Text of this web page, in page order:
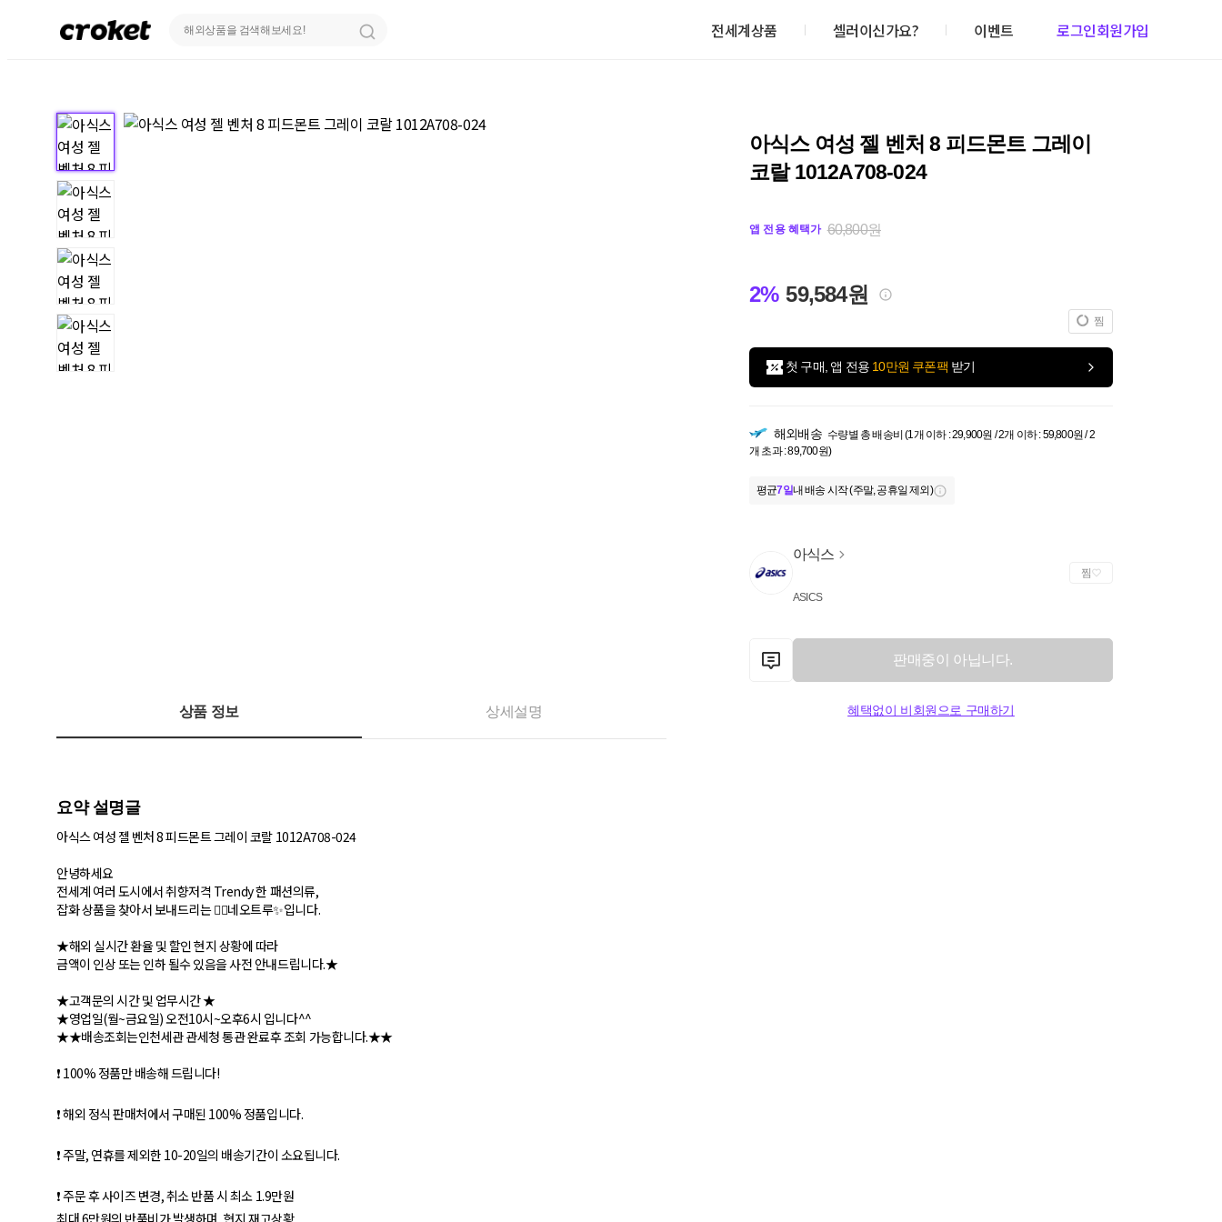
전세계상품 셀러이신가요? 이벤트 로그인회원가입
아식스 여성 젤 벤처 8 피드몬트 그레이
코랄 1012A708-024
앱 전용 혜택가 60,800원
2% 59,584원
찜
첫 구매, 앱 전용 10만원 쿠폰팩 받기
해외배송 수량별 총 배송비 (1개 이하 : 29,900원 / 2개 이하 : 59,800원 / 2
개 초과 : 89,700원)
평균7일내 배송 시작 (주말, 공휴일 제외)
아식스
ASICS
찜
판매중이 아닙니다.
혜택없이 비회원으로 구매하기
상품 정보 상세설명
요약 설명글
아식스 여성 젤 벤처 8 피드몬트 그레이 코랄 1012A708-024
안녕하세요
전세계 여러 도시에서 취향저격 Trendy 한 패션의류,
잡화 상품을 찾아서 보내드리는 🙇‍♂네오트루✨입니다.
★해외 실시간 환율 및 할인 현지 상황에 따라
금액이 인상 또는 인하 될수 있음을 사전 안내드립니다.★
★고객문의 시간 및 업무시간 ★
★영업일(월~금요일) 오전10시~오후6시 입니다^^
★★배송조회는인천세관 관세청 통관 완료후 조회 가능합니다.★★
❗ 100% 정품만 배송해 드립니다!
❗ 해외 정식 판매처에서 구매된 100% 정품입니다.
❗ 주말, 연휴를 제외한 10-20일의 배송기간이 소요됩니다.
❗ 주문 후 사이즈 변경, 취소 반품 시 최소 1.9만원